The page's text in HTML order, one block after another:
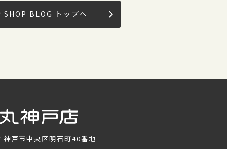
SHOP BLOG トップへ
神戸市中央区明石町40番地